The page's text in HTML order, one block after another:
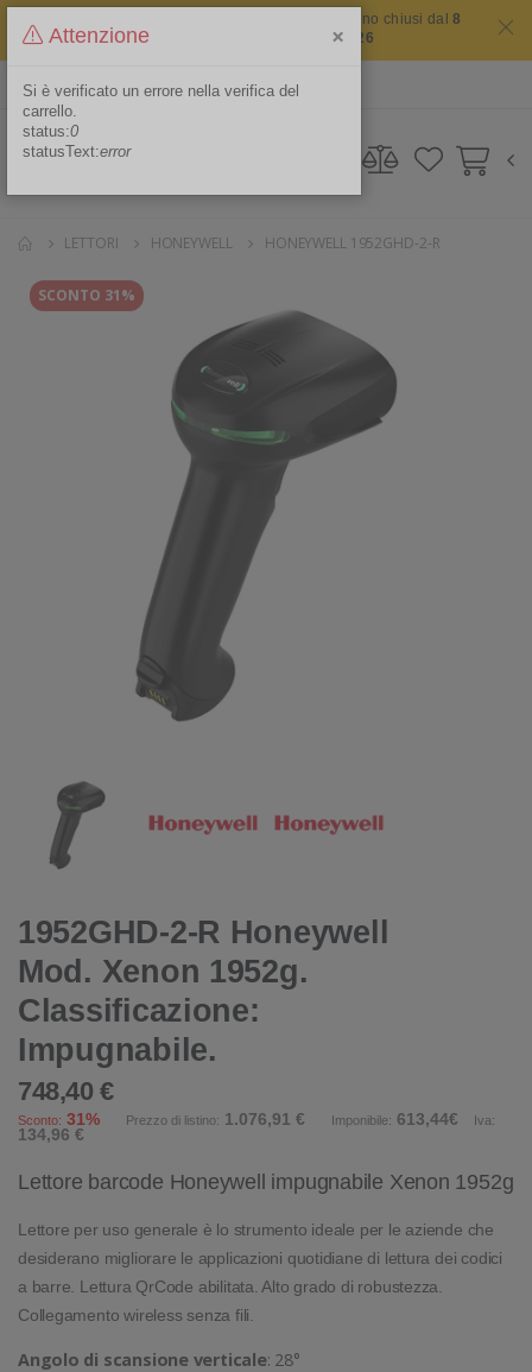
Il sito non chiude mai ma i nostri uffici saranno chiusi dal8
agosto 2026 al 16 agosto 2026
Area Riservata
LETTORI HONEYWELL HONEYWELL 1952GHD-2-R
SCONTO 31%
1952GHD-2-R Honeywell
Mod. Xenon 1952g.
Classificazione:
Impugnabile.
748,40 €
Sconto: 31% Prezzo di listino: 1.076,91 € Imponibile: 613,44€ Iva:
134,96 €
Lettore barcode Honeywell impugnabile Xenon 1952g
Lettore per uso generale è lo strumento ideale per le aziende che
desiderano migliorare le applicazioni quotidiane di lettura dei codici
a barre. Lettura QrCode abilitata. Alto grado di robustezza.
Collegamento wireless senza fili.
Angolo di scansione verticale: 28°
Attenzione ×
Si è verificato un errore nella verifica del
carrello.
status:0
statusText:error